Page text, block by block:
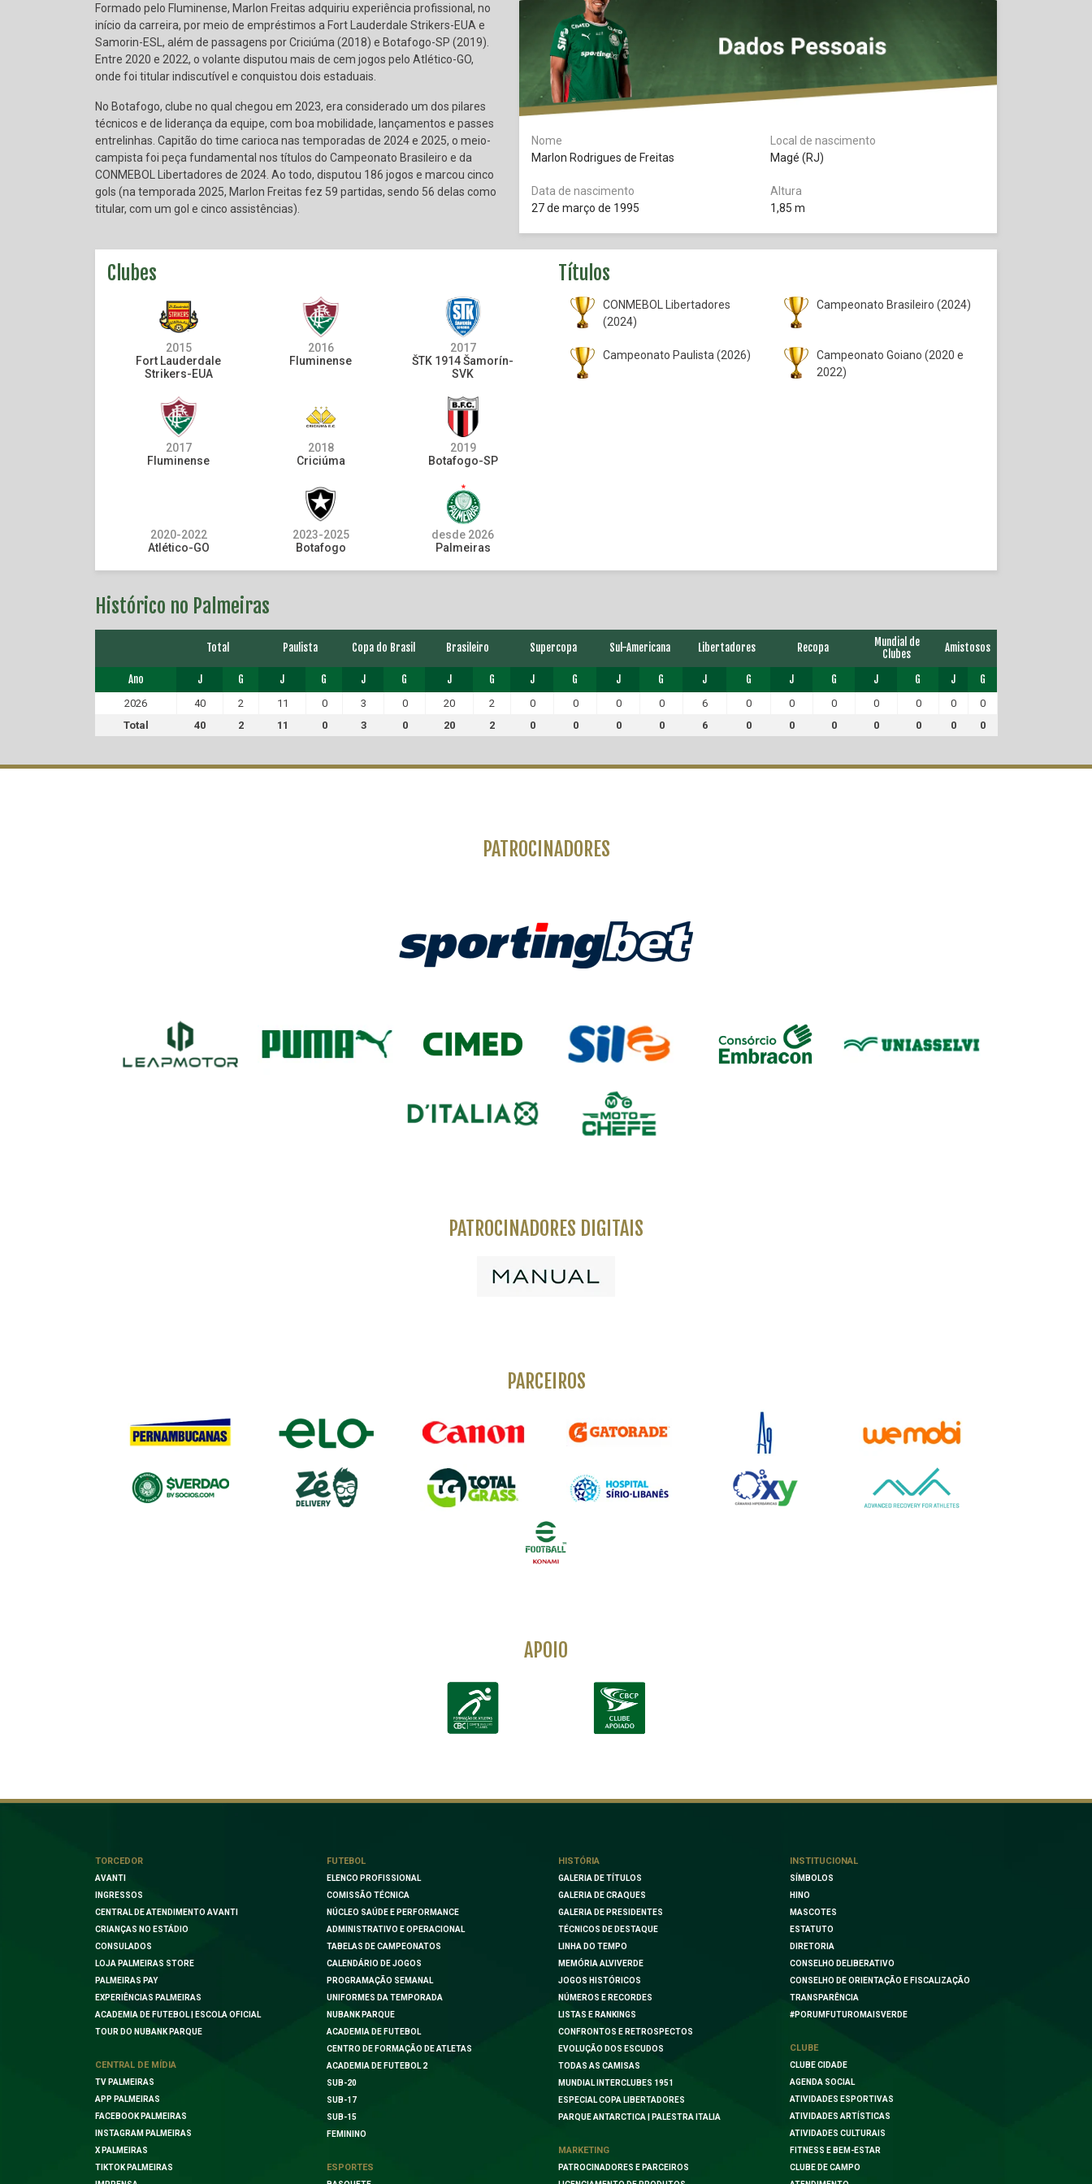
Formado pelo Fluminense, Marlon Freitas adquiriu experiência profissional, no
início da carreira, por meio de empréstimos a Fort Lauderdale Strikers-EUA e
Samorin-ESL, além de passagens por Criciúma (2018) e Botafogo-SP (2019).
Entre 2020 e 2022, o volante disputou mais de cem jogos pelo Atlético-GO,
onde foi titular indiscutível e conquistou dois estaduais.
No Botafogo, clube no qual chegou em 2023, era considerado um dos pilares
técnicos e de liderança da equipe, com boa mobilidade, lançamentos e passes
entrelinhas. Capitão do time carioca nas temporadas de 2024 e 2025, o meio-
campista foi peça fundamental nos títulos do Campeonato Brasileiro e da
CONMEBOL Libertadores de 2024. Ao todo, disputou 186 jogos e marcou cinco
gols (na temporada 2025, Marlon Freitas fez 59 partidas, sendo 56 delas como
titular, com um gol e cinco assistências).
Nome
Marlon Rodrigues de Freitas
Data de nascimento
27 de março de 1995
Local de nascimento
Magé (RJ)
Altura
1,85 m
Clubes
2015
Fort Lauderdale
Strikers-EUA
2016
Fluminense
2017
ŠTK 1914 Šamorín-
SVK
2017
Fluminense
2018
Criciúma
2019
Botafogo-SP
2020-2022
Atlético-GO
2023-2025
Botafogo
desde 2026
Palmeiras
Títulos
CONMEBOL Libertadores
(2024)
Campeonato Brasileiro (2024)
Campeonato Paulista (2026)
Campeonato Goiano (2020 e
2022)
Histórico no Palmeiras
Total Paulista Copa do Brasil Brasileiro Supercopa Sul-Americana Libertadores Recopa
Mundial de
Clubes
Amistosos
Ano J G J G J G J G J G J G J G J G J G J G
2026 40 2 11 0 3 0 20 2 0 0 0 0 6 0 0 0 0 0 0
0
Total
40 2 11 0 3 0 20 2 0 0 0 0 6 0 0 0 0 0 0 0
PATROCINADORES
PATROCINADORES DIGITAIS
PARCEIROS
APOIO
TORCEDOR
AVANTI
INGRESSOS
CENTRAL DE ATENDIMENTO AVANTI
CRIANÇAS NO ESTÁDIO
CONSULADOS
LOJA PALMEIRAS STORE
PALMEIRAS PAY
EXPERIÊNCIAS PALMEIRAS
ACADEMIA DE FUTEBOL | ESCOLA OFICIAL
TOUR DO NUBANK PARQUE
CENTRAL DE MÍDIA
TV PALMEIRAS
APP PALMEIRAS
FACEBOOK PALMEIRAS
INSTAGRAM PALMEIRAS
X PALMEIRAS
TIKTOK PALMEIRAS
FUTEBOL
ELENCO PROFISSIONAL
COMISSÃO TÉCNICA
NÚCLEO SAÚDE E PERFORMANCE
ADMINISTRATIVO E OPERACIONAL
TABELAS DE CAMPEONATOS
CALENDÁRIO DE JOGOS
PROGRAMAÇÃO SEMANAL
UNIFORMES DA TEMPORADA
NUBANK PARQUE
ACADEMIA DE FUTEBOL
CENTRO DE FORMAÇÃO DE ATLETAS
ACADEMIA DE FUTEBOL 2
SUB-20
SUB-17
SUB-15
FEMININO
ESPORTES
HISTÓRIA
GALERIA DE TÍTULOS
GALERIA DE CRAQUES
GALERIA DE PRESIDENTES
TÉCNICOS DE DESTAQUE
LINHA DO TEMPO
MEMÓRIA ALVIVERDE
JOGOS HISTÓRICOS
NÚMEROS E RECORDES
LISTAS E RANKINGS
CONFRONTOS E RETROSPECTOS
EVOLUÇÃO DOS ESCUDOS
TODAS AS CAMISAS
MUNDIAL INTERCLUBES 1951
ESPECIAL COPA LIBERTADORES
PARQUE ANTARCTICA | PALESTRA ITALIA
MARKETING
PATROCINADORES E PARCEIROS
INSTITUCIONAL
SÍMBOLOS
HINO
MASCOTES
ESTATUTO
DIRETORIA
CONSELHO DELIBERATIVO
CONSELHO DE ORIENTAÇÃO E FISCALIZAÇÃO
TRANSPARÊNCIA
#PORUMFUTUROMAISVERDE
CLUBE
CLUBE CIDADE
AGENDA SOCIAL
ATIVIDADES ESPORTIVAS
ATIVIDADES ARTÍSTICAS
ATIVIDADES CULTURAIS
FITNESS E BEM-ESTAR
CLUBE DE CAMPO